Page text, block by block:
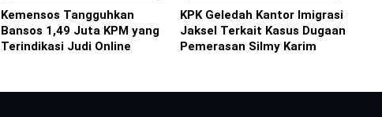
Headline
Kemensos Tangguhkan
Bansos 1,49 Juta KPM yang
Terindikasi Judi Online
Headline
KPK Geledah Kantor Imigrasi
Jaksel Terkait Kasus Dugaan
Pemerasan Silmy Karim